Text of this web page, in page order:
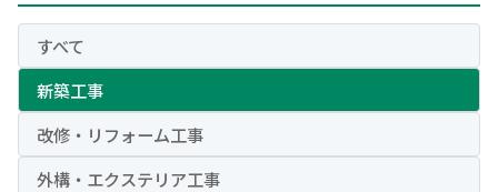
すべて
新築工事
改修・リフォーム工事
外構・エクステリア工事